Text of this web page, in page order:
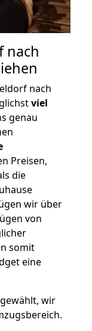
nach
nach
viel
genau
Preisen,
die
wir über
von
somit
eine
wir